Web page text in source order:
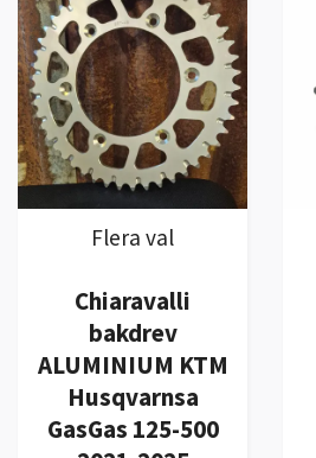
Flera val
Chiaravalli
bakdrev
ALUMINIUM KTM
Husqvarnsa
GasGas 125-500